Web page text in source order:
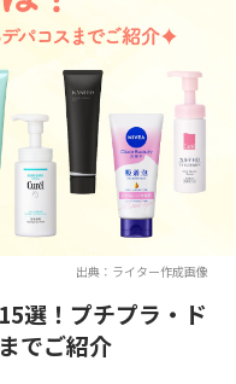
出典：ライター作成画像
選！プチプラ・ド
でご紹介